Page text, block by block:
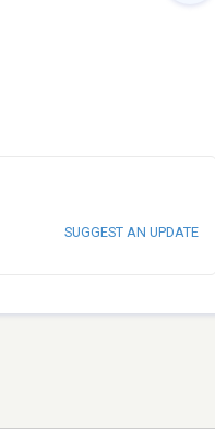
SUGGEST AN UPDATE